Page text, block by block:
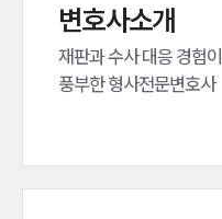
변호사소개
재판과 수사 대응 경험이
풍부한 형사전문변호사